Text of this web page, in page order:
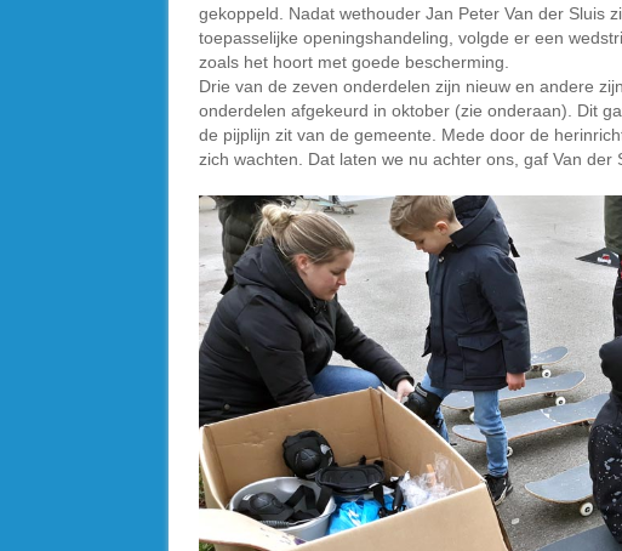
gekoppeld. Nadat wethouder Jan Peter Van der Sluis
toepasselijke openingshandeling, volgde er een
zoals het hoort met goede bescherming.
Drie van de zeven onderdelen zijn nieuw en andere
onderdelen afgekeurd in oktober (zie onderaan). Dit
de pijplijn zit van de gemeente. Mede door de
zich wachten. Dat laten we nu achter ons, gaf Van der